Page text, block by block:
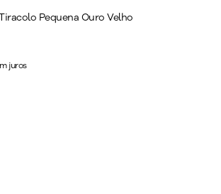
Pequena Ouro Velho
juros